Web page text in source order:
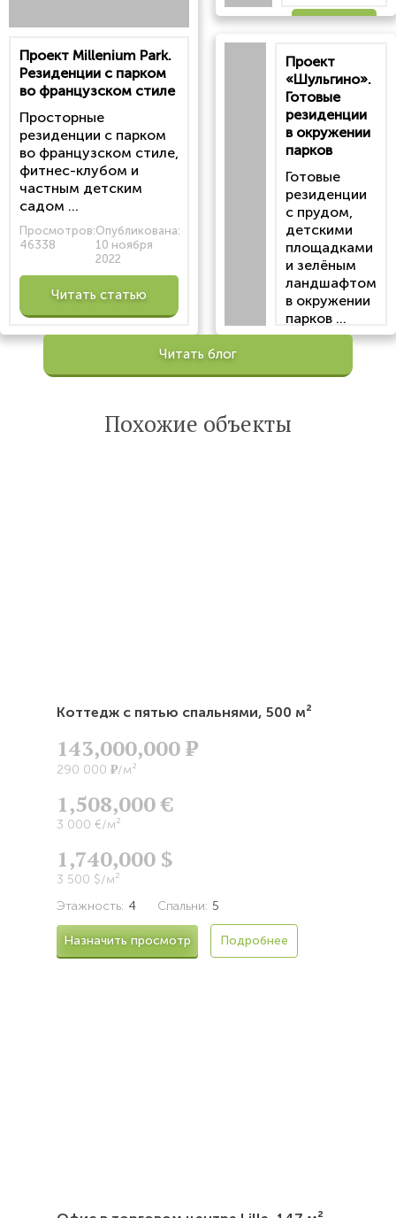
Проект Millenium Park.
Резиденции с парком
во французском стиле
Просторные
резиденции с парком
во французском стиле,
фитнес-клубом и
частным детским
садом ...
Просмотров:
46338
Опубликована:
10 ноября
2022
Читать статью
статью
Проект
«Шульгино».
Готовые
резиденции
в окружении
парков
Готовые
резиденции
с прудом,
детскими
площадками
и зелёным
ландшафтом
в окружении
парков ...
Просмотров:
Опубликована:
Читать блог
Похожие объекты
Коттедж с пятью спальнями, 500 м²
143,000,000Р
290 000 Р/м²
1,508,000 €
3 000 €/м²
1,740,000 $
3 500 $/м²
Этажность: 4 Спальни: 5
Назначить просмотр Подробнее